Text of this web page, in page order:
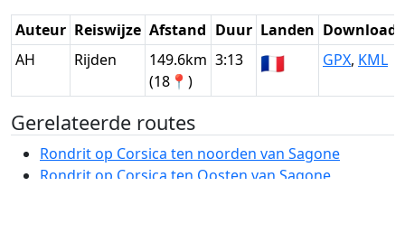
Auteur Reiswijze Afstand Duur Landen Download
AH
Rijden
149.6km
(18📍)
3:13 🇫🇷 GPX, KML
Gerelateerde routes
Rondrit op Corsica ten noorden van Sagone
Rondrit op Corsica ten Oosten van Sagone